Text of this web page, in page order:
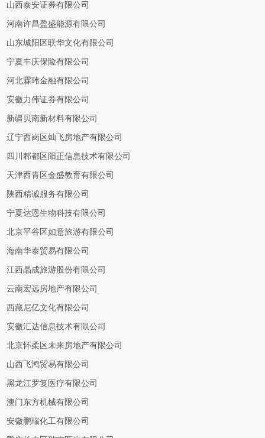
山西泰安证券有限公司
河南许昌盈盛能源有限公司
山东城阳区联华文化有限公司
宁夏丰庆保险有限公司
河北霖玮金融有限公司
安徽力伟证券有限公司
新疆贝南新材料有限公司
辽宁西岗区灿飞房地产有限公司
四川郫都区阳正信息技术有限公司
天津西青区金盛教育有限公司
陕西精诚服务有限公司
宁夏达恩生物科技有限公司
北京平谷区如意旅游有限公司
海南华泰贸易有限公司
江西晶成旅游股份有限公司
云南宏远房地产有限公司
西藏尼亿文化有限公司
安徽汇达信息技术有限公司
北京怀柔区未来房地产有限公司
山西飞鸿贸易有限公司
黑龙江罗复医疗有限公司
澳门东方机械有限公司
安徽鹏瑞化工有限公司